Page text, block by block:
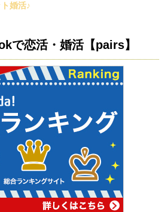
婚活♪
で恋活・婚活【pairs】